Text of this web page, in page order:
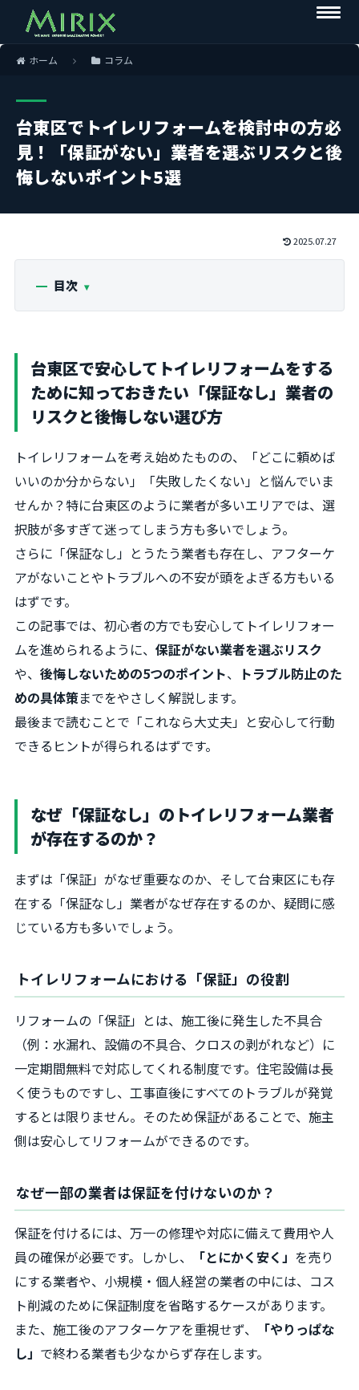
ホーム コラム
台東区でトイレリフォームを検討中の方必
見！「保証がない」業者を選ぶリスクと後
悔しないポイント5選
2025.07.27
目次
台東区で安心してトイレリフォームをする
ために知っておきたい「保証なし」業者の
リスクと後悔しない選び方
トイレリフォームを考え始めたものの、「どこに頼めば
いいのか分からない」「失敗したくない」と悩んでいま
せんか？特に台東区のように業者が多いエリアでは、選
択肢が多すぎて迷ってしまう方も多いでしょう。
さらに「保証なし」とうたう業者も存在し、アフターケ
アがないことやトラブルへの不安が頭をよぎる方もいる
はずです。
この記事では、初心者の方でも安心してトイレリフォー
ムを進められるように、 保証がない業者を選ぶリスク
や、 後悔しないための5つのポイント、 トラブル防止のた
めの具体策までをやさしく解説します。
最後まで読むことで「これなら大丈夫」と安心して行動
できるヒントが得られるはずです。
なぜ「保証なし」のトイレリフォーム業者
が存在するのか？
まずは「保証」がなぜ重要なのか、そして台東区にも存
在する「保証なし」業者がなぜ存在するのか、疑問に感
じている方も多いでしょう。
トイレリフォームにおける「保証」の役割
リフォームの「保証」とは、施工後に発生した不具合
（例：水漏れ、設備の不具合、クロスの剥がれなど）に
一定期間無料で対応してくれる制度です。住宅設備は長
く使うものですし、工事直後にすべてのトラブルが発覚
するとは限りません。そのため保証があることで、施主
側は安心してリフォームができるのです。
なぜ一部の業者は保証を付けないのか？
保証を付けるには、万一の修理や対応に備えて費用や人
員の確保が必要です。しかし、
「とにかく安く」 を売り
にする業者や、小規模・個人経営の業者の中には、コス
ト削減のために保証制度を省略するケースがあります。
また、施工後のアフターケアを重視せず、
「やりっぱな
し」 で終わる業者も少なからず存在します。